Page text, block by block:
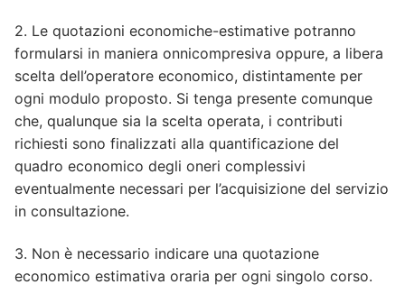
2. Le quotazioni economiche-estimative potranno
formularsi in maniera onnicompresiva oppure, a libera
scelta dell’operatore economico, distintamente per
ogni modulo proposto. Si tenga presente comunque
che, qualunque sia la scelta operata, i contributi
richiesti sono finalizzati alla quantificazione del
quadro economico degli oneri complessivi
eventualmente necessari per l’acquisizione del servizio
in consultazione.
3. Non è necessario indicare una quotazione
economico estimativa oraria per ogni singolo corso.